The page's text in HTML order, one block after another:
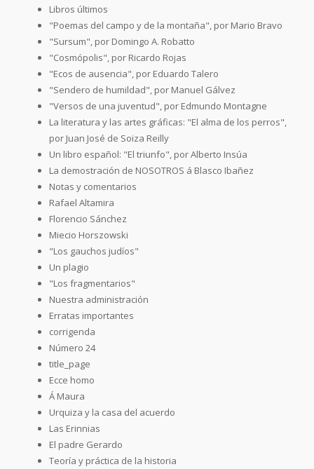
Libros últimos
"Poemas del campo y de la montaña", por Mario Bravo
"Sursum", por Domingo A. Robatto
"Cosmópolis", por Ricardo Rojas
"Ecos de ausencia", por Eduardo Talero
"Sendero de humildad", por Manuel Gálvez
"Versos de una juventud", por Edmundo Montagne
La literatura y las artes gráficas: "El alma de los perros",
por Juan José de Soiza Reilly
Un libro español: "El triunfo", por Alberto Insúa
La demostración de NOSOTROS á Blasco Ibañez
Notas y comentarios
Rafael Altamira
Florencio Sánchez
Miecio Horszowski
"Los gauchos judíos"
Un plagio
"Los fragmentarios"
Nuestra administración
Erratas importantes
corrigenda
Número 24
title_page
Ecce homo
Á Maura
Urquiza y la casa del acuerdo
Las Erinnias
El padre Gerardo
Teoría y práctica de la historia